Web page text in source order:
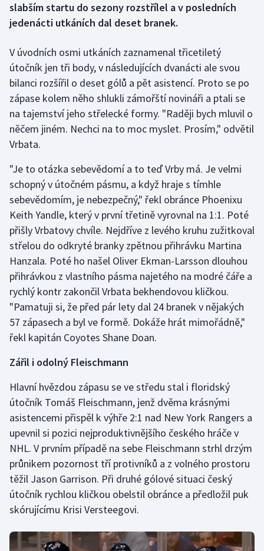
Dostihy
Futsal
Gymnastika
Házená
Jezdectví
Judo
Krasobruslení
Lezení
Lyže a snowboard
Moderní pětiboj
Motorsport
Parasport
Plavání
Plážový volejbal
Ragby
Rychlobruslení
Rychlostní kanoistika
slabším startu do sezony rozstřílel a v posledních
jedenácti utkáních dal deset branek.
V úvodních osmi utkáních zaznamenal třicetiletý
útočník jen tři body, v následujících dvanácti ale svou
bilanci rozšířil o deset gólů a pět asistencí. Proto se po
zápase kolem něho shlukli zámořští novináři a ptali se
na tajemství jeho střelecké formy. "Raději bych mluvil o
něčem jiném. Nechci na to moc myslet. Prosím," odvětil
Vrbata.
"Je to otázka sebevědomí a to teď Vrby má. Je velmi
schopný v útočném pásmu, a když hraje s tímhle
sebevědomím, je nebezpečný," řekl obránce Phoenixu
Keith Yandle, který v první třetině vyrovnal na 1:1. Poté
přišly Vrbatovy chvíle. Nejdříve z levého kruhu zužitkoval
střelou do odkryté branky zpětnou přihrávku Martina
Hanzala. Poté ho našel Oliver Ekman-Larsson dlouhou
přihrávkou z vlastního pásma najetého na modré čáře a
rychlý kontr zakončil Vrbata bekhendovou kličkou.
"Pamatuji si, že před pár lety dal 24 branek v nějakých
57 zápasech a byl ve formě. Dokáže hrát mimořádně,"
řekl kapitán Coyotes Shane Doan.
Zářil i odolný Fleischmann
Hlavní hvězdou zápasu se ve středu stal i floridský
útočník Tomáš Fleischmann, jenž dvěma krásnými
asistencemi přispěl k výhře 2:1 nad New York Rangers a
upevnil si pozici nejproduktivnějšího českého hráče v
NHL. V prvním případě na sebe Fleischmann strhl drzým
průnikem pozornost tří protivníků a z volného prostoru
těžil Jason Garrison. Při druhé gólové situaci český
útočník rychlou kličkou obelstil obránce a předložil puk
skórujícímu Krisi Versteegovi.